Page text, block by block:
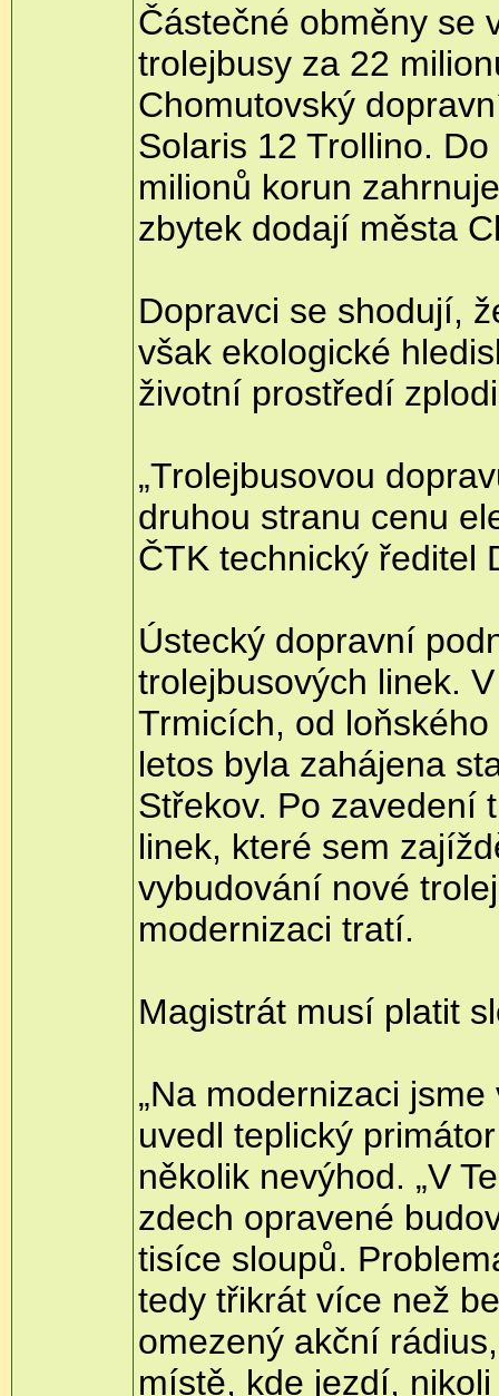
Částečné obměny se
trolejbusy za 22
Chomutovský
Solaris 12 Trollino.
milionů korun
zbytek dodají města
Dopravci se shodují,
však ekologické
životní prostředí
„Trolejbusovou
druhou stranu cenu
ČTK technický ředitel
Ústecký dopravní
trolejbusových linek.
Trmicích, od
letos byla zahájena
Střekov. Po zavedení
linek, které sem
vybudování nové
modernizaci tratí.
Magistrát musí platit
„Na modernizaci
uvedl teplický
několik nevýhod. „V
zdech opravené
tisíce sloupů.
tedy třikrát více než
omezený akční
místě, kde jezdí,